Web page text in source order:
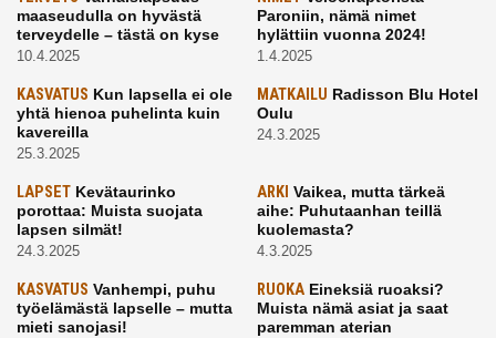
maaseudulla on hyvästä
terveydelle – tästä on kyse
10.4.2025
Paroniin, nämä nimet
hylättiin vuonna 2024!
1.4.2025
KASVATUS Kun lapsella ei ole
yhtä hienoa puhelinta kuin
kavereilla
25.3.2025
MATKAILU Radisson Blu Hotel
Oulu
24.3.2025
LAPSET Kevätaurinko
porottaa: Muista suojata
lapsen silmät!
24.3.2025
ARKI Vaikea, mutta tärkeä
aihe: Puhutaanhan teillä
kuolemasta?
4.3.2025
KASVATUS Vanhempi, puhu
työelämästä lapselle – mutta
mieti sanojasi!
RUOKAEineksiä ruoaksi?
Muista nämä asiat ja saat
paremman aterian